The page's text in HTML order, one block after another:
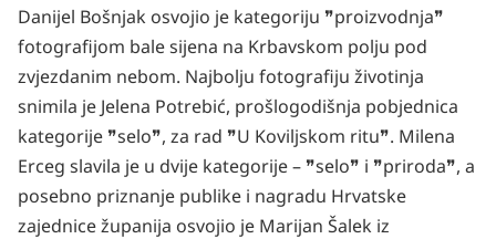
Danijel Bošnjak osvojio je kategoriju ❞proizvodnja❞
fotografijom bale sijena na Krbavskom polju pod
zvjezdanim nebom. Najbolju fotografiju životinja
snimila je Jelena Potrebić, prošlogodišnja pobjednica
kategorije ❞selo❞, za rad ❞U Koviljskom ritu❞. Milena
Erceg slavila je u dvije kategorije – ❞selo❞ i ❞priroda❞, a
posebno priznanje publike i nagradu Hrvatske
zajednice županija osvojio je Marijan Šalek iz